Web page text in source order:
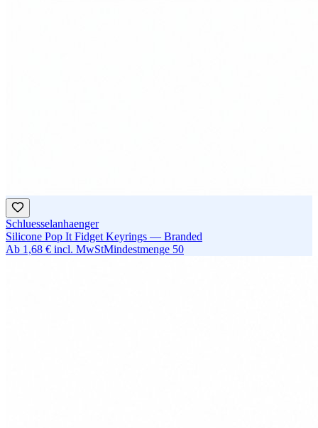
Schluesselanhaenger
Silicone Pop It Fidget Keyrings — Branded
Ab 1,68 € incl. MwStMindestmenge 50